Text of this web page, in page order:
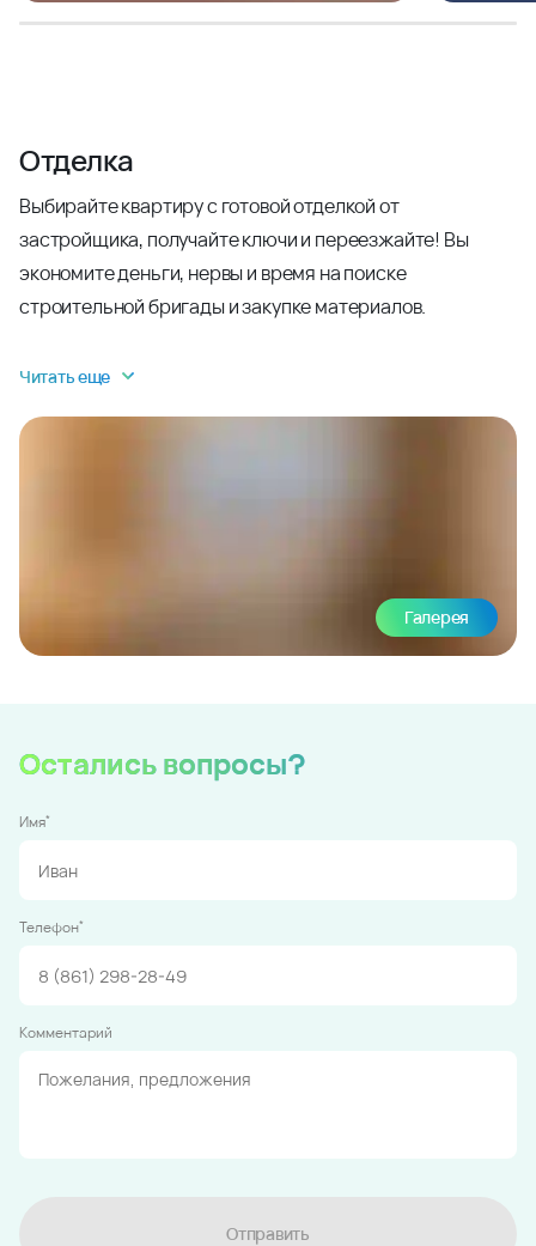
Отделка
Выбирайте квартиру с готовой отделкой от
застройщика, получайте ключи и переезжайте! Вы
экономите деньги, нервы и время на поиске
строительной бригады и закупке материалов.
Читать еще
Галерея
Остались вопросы?
Имя*
Телефон*
Комментарий
Отправить